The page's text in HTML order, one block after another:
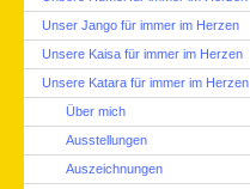
Unser Jango für immer im Herzen
Unsere Kaisa für immer im Herzen
Unsere Katara für immer im Herzen
Über mich
Ausstellungen
Auszeichnungen